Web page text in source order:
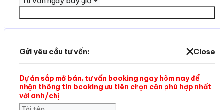
Gửi yêu cầu tư vấn: Close
Dự án sắp mở bán, tư vấn booking ngay hôm nay để
nhận thông tin booking ưu tiên chọn căn phù hợp nhất
với anh/chị